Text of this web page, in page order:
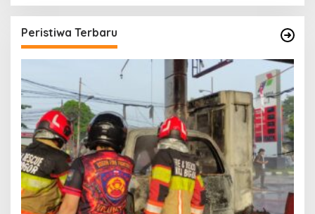
Peristiwa Terbaru